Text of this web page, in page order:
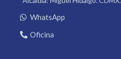
WhatsApp
Oficina